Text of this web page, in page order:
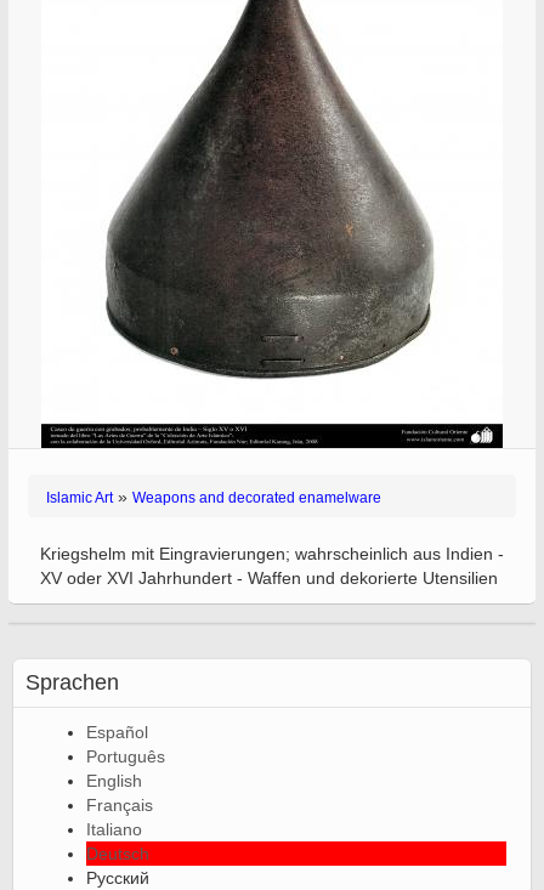
Islamic Art» Weapons and decorated enamelware
Kriegshelm mit Eingravierungen; wahrscheinlich aus Indien -
XV oder XVI Jahrhundert - Waffen und dekorierte Utensilien
Sprachen
Español
Português
English
Français
Italiano
Deutsch
Русский